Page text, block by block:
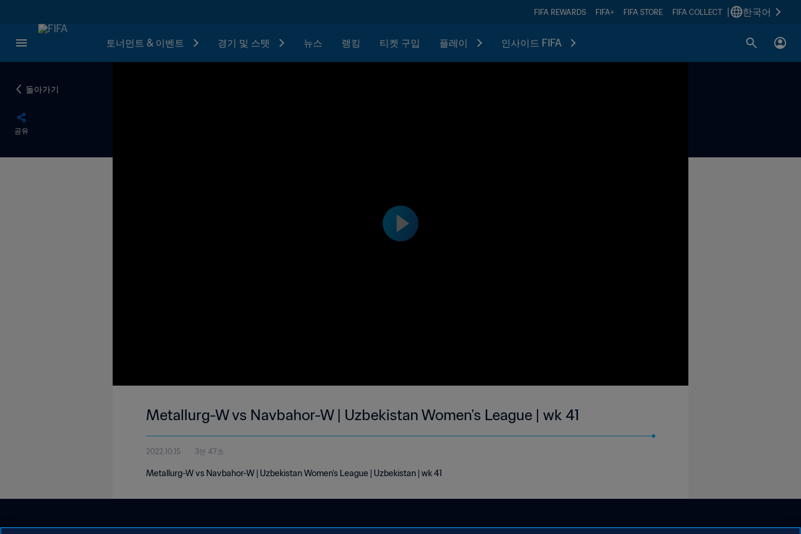
FIFA REWARDS FIFA+ FIFA STORE FIFA COLLECT 한국어
토너먼트 & 이벤트 경기 및 스텟 뉴스 랭킹 티켓 구입 플레이 인사이드 FIFA
돌아가기
공유
Metallurg-W vs Navbahor-W | Uzbekistan Women's League | wk 41
2022.10.15 3분 47초
Metallurg-W vs Navbahor-W | Uzbekistan Women's League | Uzbekistan | wk 41